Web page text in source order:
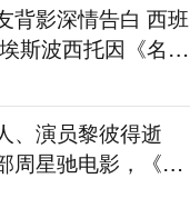
背影深情告白 西班
斯波西托因《名校
、演员黎彼得逝
周星驰电影，《财